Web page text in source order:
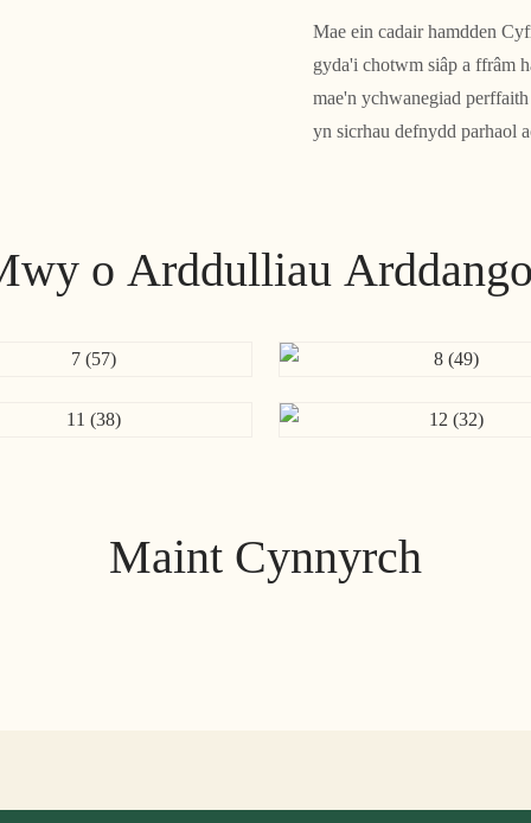
Mae ein cadair hamdden
gyda'i chotwm siâp a ffrâm
mae'n ychwanegiad
yn sicrhau defnydd parhaol
o Arddulliau
Maint Cynnyrch